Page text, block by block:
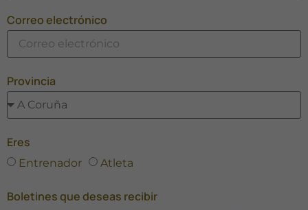
Correo electrónico
Provincia
Eres
Entrenador Atleta
Boletines que deseas recibir